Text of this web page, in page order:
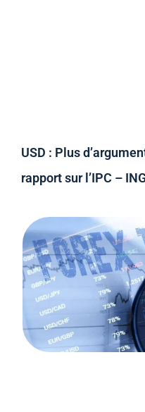
USD : Plus
rapport sur l’IPC –